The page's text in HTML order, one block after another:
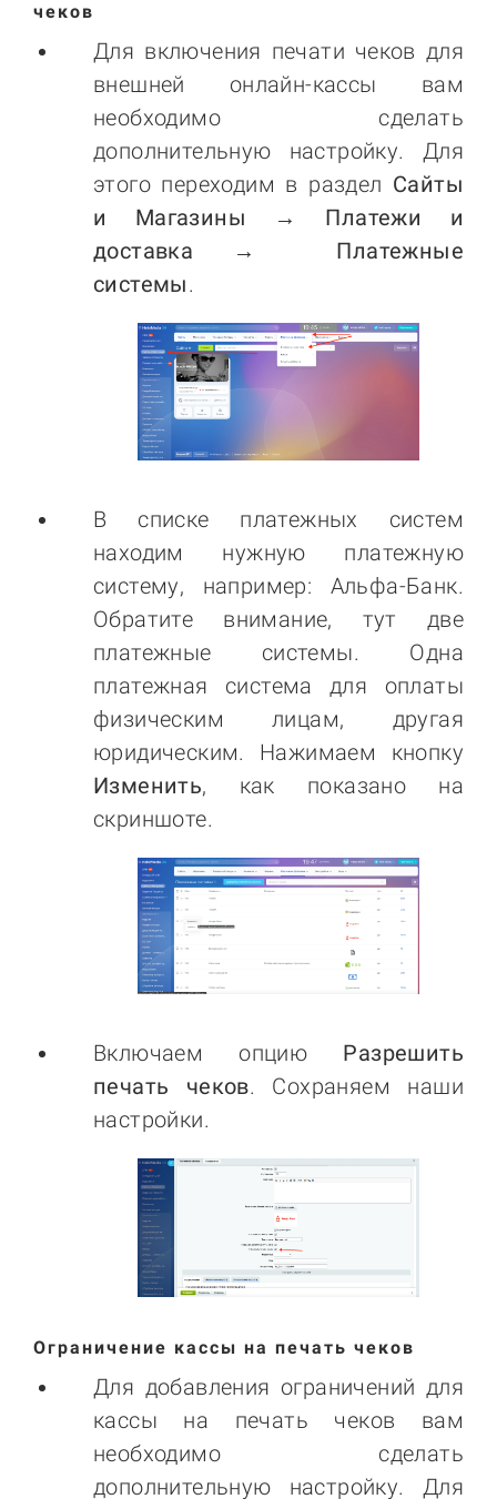
чеков
Для включения печати чеков для
внешней онлайн-кассы вам
необходимо сделать
дополнительную настройку. Для
этого переходим в раздел Сайты
и Магазины → Платежи и
доставка → Платежные
системы.
В списке платежных систем
находим нужную платежную
систему, например: Альфа-Банк.
Обратите внимание, тут две
платежные системы. Одна
платежная система для оплаты
физическим лицам, другая
юридическим. Нажимаем кнопку
Изменить, как показано на
скриншоте.
Включаем опцию Разрешить
печать чеков. Сохраняем наши
настройки.
Ограничение кассы на печать чеков
Для добавления ограничений для
кассы на печать чеков вам
необходимо сделать
дополнительную настройку. Для